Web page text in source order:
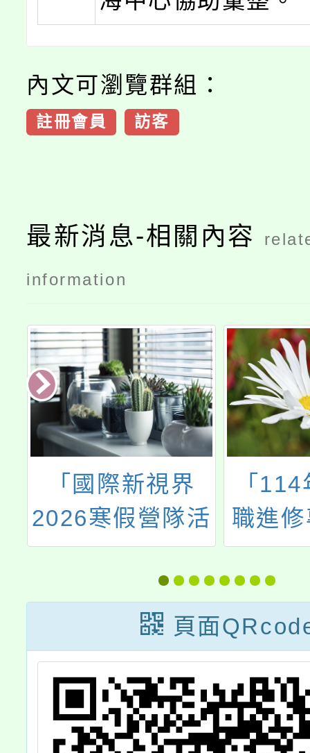
內文可瀏覽群組：
註冊會員 訪客
最新消息-相關內容
information
「國際新視界
2026寒假營隊活
動」
「
職進
增能
期開
頁面